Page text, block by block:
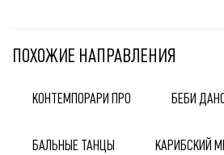
ПОХОЖИЕ НАПРАВЛЕНИЯ
КОНТЕМПОРАРИ ПРО БЕБИ
БАЛЬНЫЕ ТАНЦЫ КАРИБСКИЙ